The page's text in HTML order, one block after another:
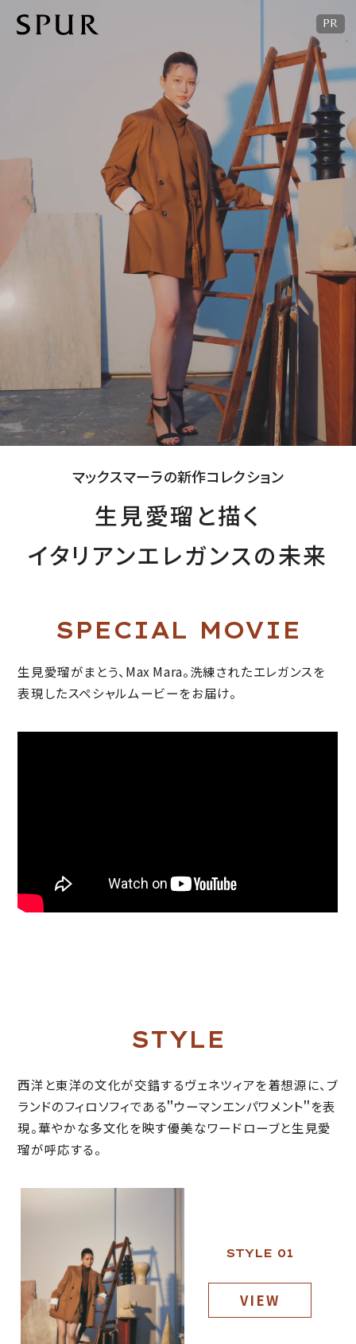
マックスマーラの新作コレクション
生見愛瑠と描く
イタリアンエレガンスの未来
SPECIAL MOVIE
生見愛瑠がまとう、Max Mara。洗練されたエレガンスを
表現したスペシャルムービーをお届け。
STYLE
西洋と東洋の文化が交錯するヴェネツィアを着想源に、ブ
ランドのフィロソフィである＂ウーマンエンパワメント＂を表
現。華やかな多文化を映す優美なワードローブと生見愛
瑠が呼応する。
STYLE 01
VIEW
スパンコールがあしらわれ、一際リュクスなムードへと昇華された
ケーブル編みのニットドレス。上質なウールとカシミヤをブレンドし、
暖かくソフトな肌触りに。ネックやカフス、裾にあしらったリブ編みが
カジュアルなアクセント。ミニレングスに、ドロップショルダーがリ
ラックシングな雰囲気を添える。
ウール カシミヤ ニット ドレス ¥330,000